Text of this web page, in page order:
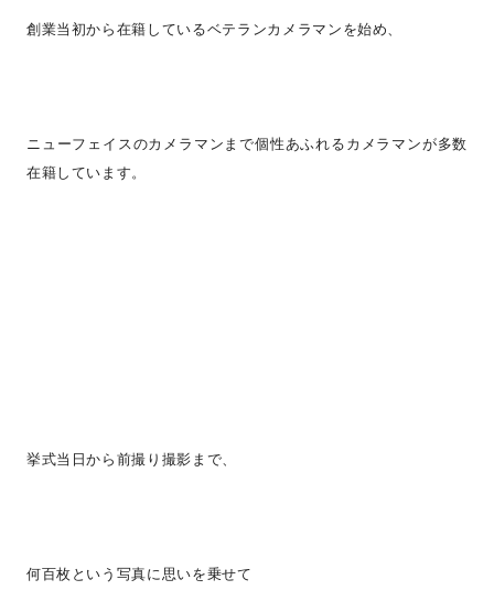
創業当初から在籍しているベテランカメラマンを始め、
ニューフェイスのカメラマンまで個性あふれるカメラマンが多数
在籍しています。
挙式当日から前撮り撮影まで、
何百枚という写真に思いを乗せて